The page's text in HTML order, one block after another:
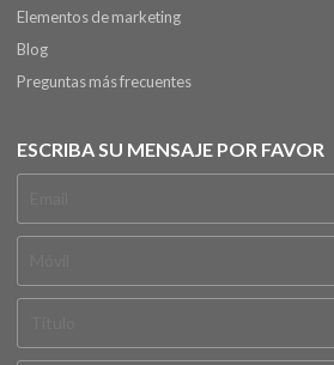
Elementos de marketing
Blog
Preguntas más frecuentes
ESCRIBA SU MENSAJE POR FAVOR